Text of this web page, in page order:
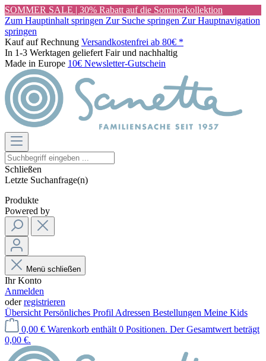
SOMMER SALE | 30% Rabatt auf die Sommerkollektion
Zum Hauptinhalt springen Zur Suche springen Zur Hauptnavigation
springen
Kauf auf Rechnung Versandkostenfrei ab 80€ *
In 1-3 Werktagen geliefert Fair und nachhaltig
Made in Europe 10€ Newsletter-Gutschein
Schließen
Letzte Suchanfrage(n)
Produkte
Powered by
Menü schließen
Ihr Konto
Anmelden
oderregistrieren
Übersicht Persönliches Profil Adressen Bestellungen Meine Kids
0,00 € Warenkorb enthält 0 Positionen. Der Gesamtwert beträgt
0,00 €.